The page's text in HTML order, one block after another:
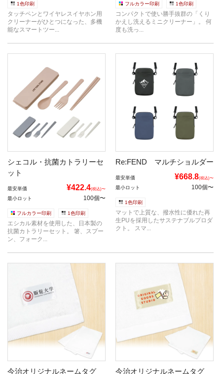
1色印刷
タッチペンとワイヤレスイヤホン用
クリーナーがひとつになった、多機
能なスマートツー...
フルカラー印刷 1色印刷
コンパクトで使い勝手抜群の「くり
かえし洗えるミニクリーナー」。 何
度も洗っ...
シェコル・抗菌カトラリーセ
ット
最安単価 ¥422.4(税込)〜
最小ロット 100個〜
フルカラー印刷 1色印刷
エシカル素材を使用した、日本製の
抗菌カトラリーセット。 箸、スプー
ン、フォーク...
Re:FEND マルチショルダー
最安単価 ¥668.8(税込)〜
最小ロット 100個〜
1色印刷
マットで上質な、撥水性に優れた再
生PUを採用したサステナブルプロダ
クト。 スマ...
今治オリジナルネームタグ 今治オリジナルネームタグ